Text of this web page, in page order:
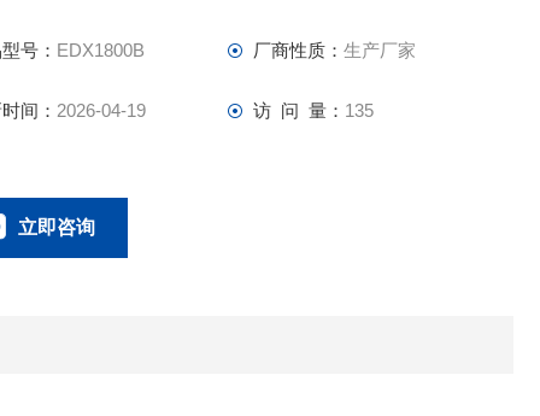
号： EDX1800B 厂商性质： 生产厂家
间： 2026-04-19 访 问 量： 135
立即咨询